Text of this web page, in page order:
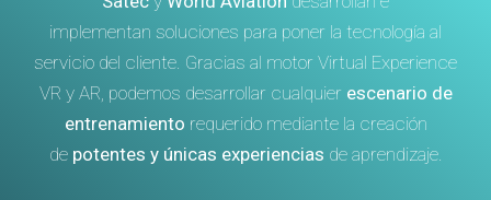
implementan soluciones para poner la tecnología al
servicio del cliente. Gracias al motor Virtual Experience
VR y AR, podemos desarrollar cualquier escenario de
entrenamiento requerido mediante la creación
de potentes y únicas experiencias de aprendizaje.